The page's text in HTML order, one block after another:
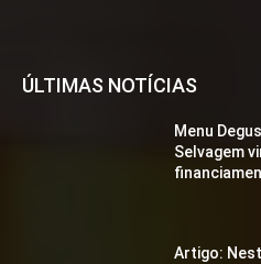
ÚLTIMAS NOTÍCIAS
Menu
Selvagem
Artigo: